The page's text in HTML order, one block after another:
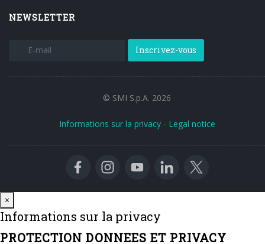
NEWSLETTER
Inscrivez-vous
© SMI S.p.A. 2026
Informations sur la privacy- Legal notice
×
Informations sur la privacy
PROTECTION DONNEES ET PRIVACY